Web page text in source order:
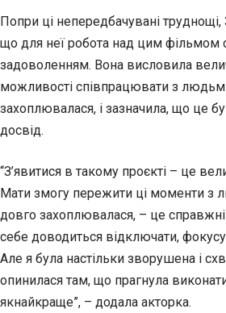
Попри ці непередбачувані
що для неї робота над цим фільмом
задоволенням. Вона висловила
можливості співпрацювати з
захоплювалася, і зазначила, що це
досвід.
“З’явитися в такому проєкті – це
Мати змогу пережити ці моменти з
довго захоплювалася, – це
себе доводиться відключати,
Але я була настільки зворушена і
опинилася там, що прагнула
якнайкраще”, – додала акторка.